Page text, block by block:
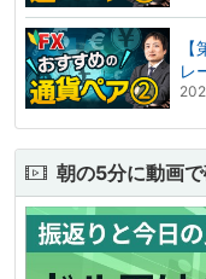
レ
朝の5分に動画